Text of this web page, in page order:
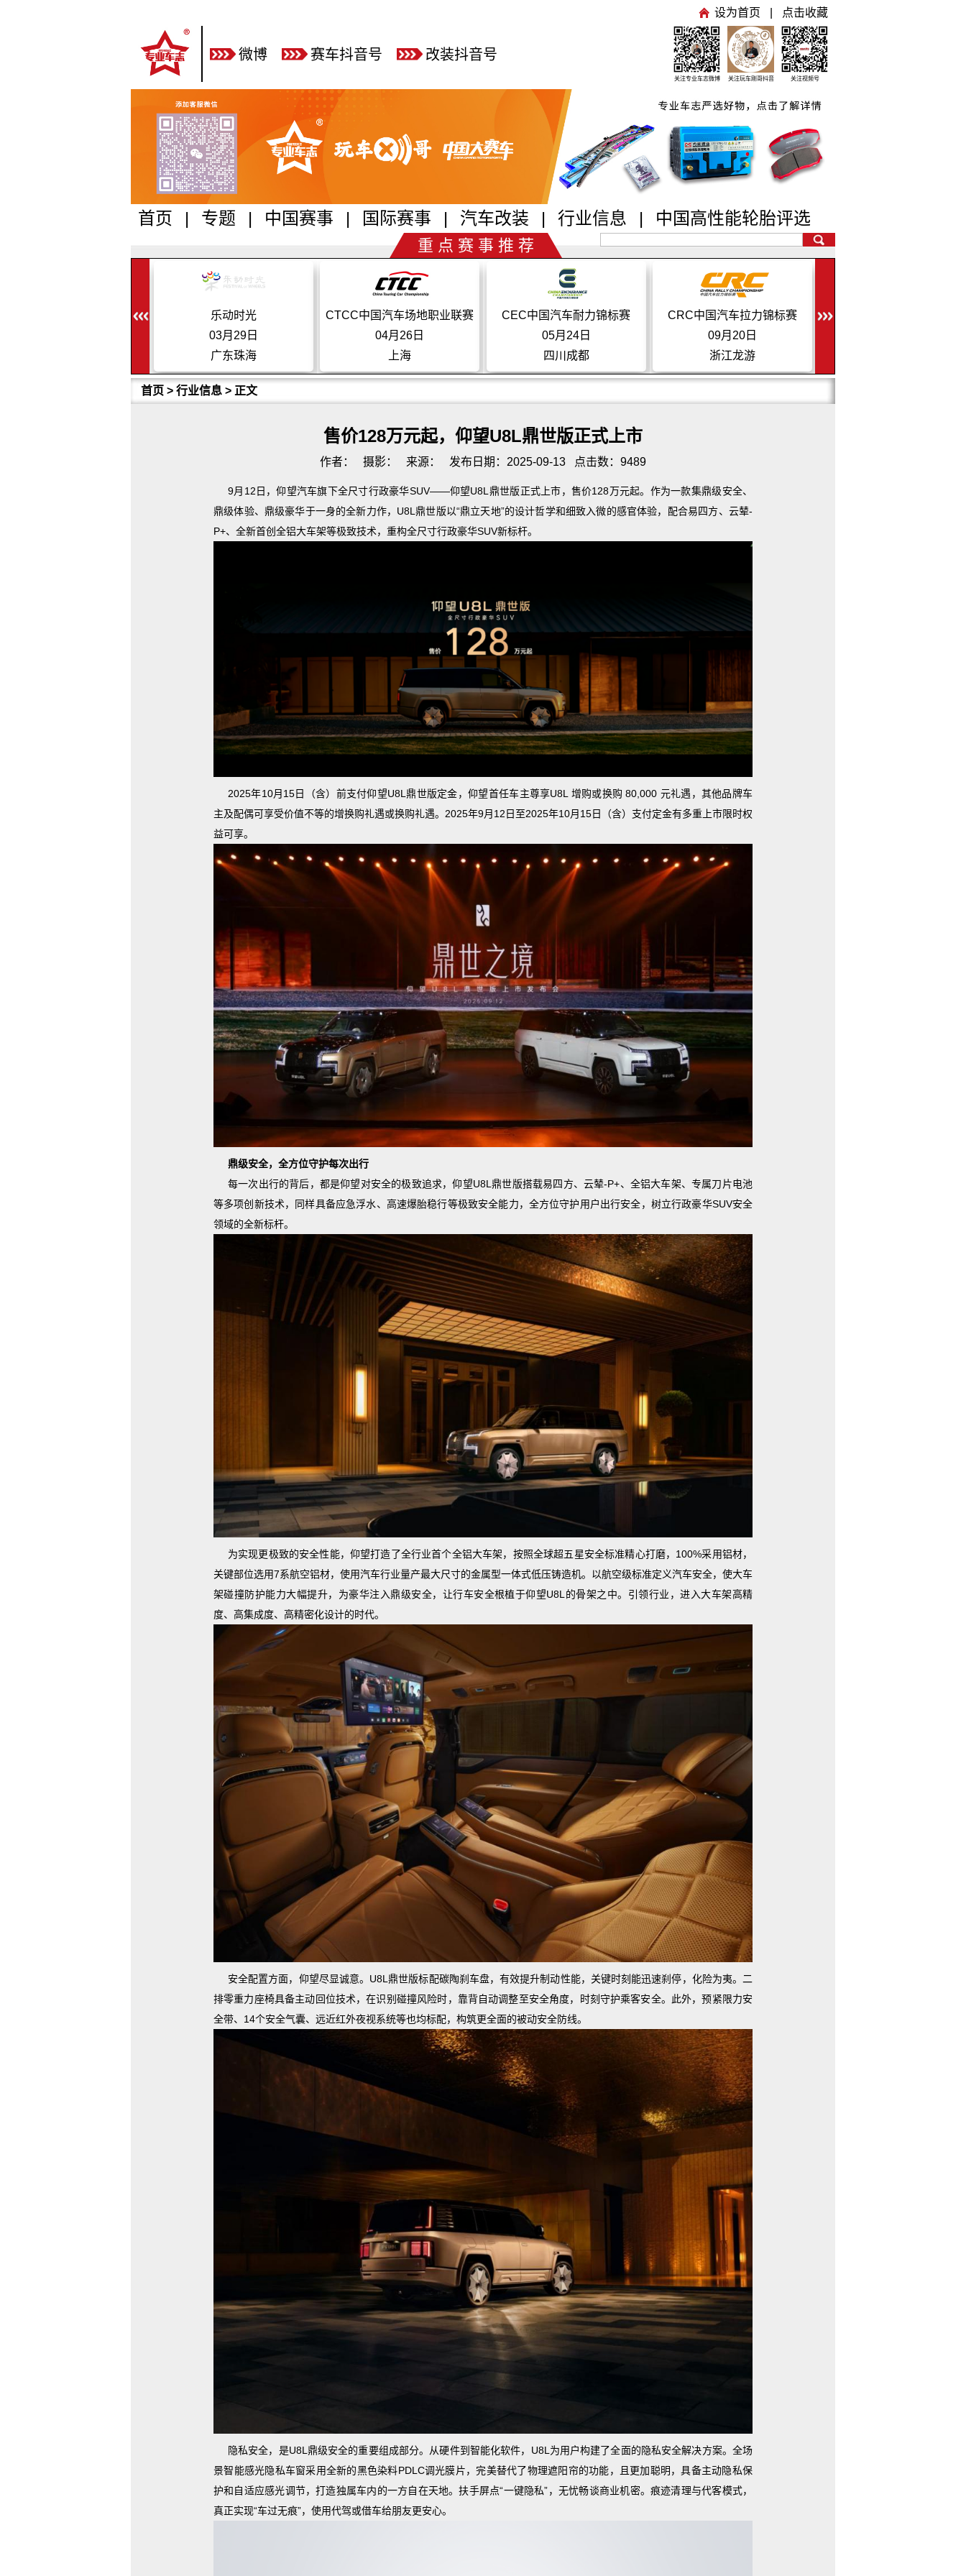
点击收藏
设为首页
微博 赛车抖音号 改装抖音号
关注专业车志微博
关注玩车刚哥抖音
关注视频号
首页 | 专题 | 中国赛事 | 国际赛事 | 汽车改装 | 行业信息 | 中国高性能轮胎评选
重 点 赛 事 推 荐
CTCC中国汽车场地职业联赛
04月26日
上海
CEC中国汽车耐力锦标赛
05月24日
四川成都
CRC中国汽车拉力锦标赛
09月20日
浙江龙游
F1中国大奖赛
03月22日
上海
首页 > 行业信息 > 正文
售价128万元起，仰望U8L鼎世版正式上市
作者： 摄影： 来源： 发布日期：2025-09-13 点击数：9489
9月12日，仰望汽车旗下全尺寸行政豪华SUV——仰望U8L鼎世版正式上市，售价128万元起。作为一款集鼎级安全、
鼎级体验、 鼎级豪华于一身的全新力作，U8L鼎世版以“鼎立天地”的设计哲学和细致入微的感官体验，配合易四方、云辇-
P+、全新首创全铝大车架等极致技术，重构全尺寸行政豪华SUV新标杆。
2025年10月15日（含）前支付仰望U8L鼎世版定金，仰望首任车主尊享U8L 增购或换购 80,000 元礼遇，其他品牌车
主及配偶可享受价值不等的增换购礼遇或换购礼遇。2025年9月12日至2025年10月15日（含）支付定金有多重上市限时权
益可享。
鼎级安全，全方位守护每次出行
每一次出行的背后，都是仰望对安全的极致追求，仰望U8L鼎世版搭载易四方、云辇-P+、全铝大车架、专属刀片电池
等多项创新技术，同样具备应急浮水、高速爆胎稳行等极致安全能力，全方位守护用户出行安全，树立行政豪华SUV安全
领域的全新标杆。
为实现更极致的安全性能，仰望打造了全行业首个全铝大车架，按照全球超五星安全标准精心打磨，100%采用铝材，
关键部位选用7系航空铝材，使用汽车行业量产最大尺寸的金属型一体式低压铸造机。以航空级标准定义汽车安全，使大车
架碰撞防护能力大幅提升，为豪华注入鼎级安全，让行车安全根植于仰望U8L的骨架之中。引领行业，进入大车架高精
度、高集成度、高精密化设计的时代。
安全配置方面，仰望尽显诚意。U8L鼎世版标配碳陶刹车盘，有效提升制动性能，关键时刻能迅速刹停，化险为夷。二
排零重力座椅具备主动回位技术，在识别碰撞风险时，靠背自动调整至安全角度，时刻守护乘客安全。此外，预紧限力安
全带、14个安全气囊、远近红外夜视系统等也均标配，构筑更全面的被动安全防线。
隐私安全，是U8L 鼎级安全的重要组成部分。从硬件到智能化软件，U8L为用户构建了全面的隐私安全解决方案。全场
景智能感光隐私车窗采用全新的黑色染料PDLC调光膜片，完美替代了物理遮阳帘的功能，且更加聪明，具备主动隐私保
护和自适应感光调节，打造独属车内的一方自在天地。扶手屏点“一键隐私”，无忧畅谈商业机密。痕迹清理与代客模式，
真正实现“车过无痕”，使用代驾或借车给朋友更安心。